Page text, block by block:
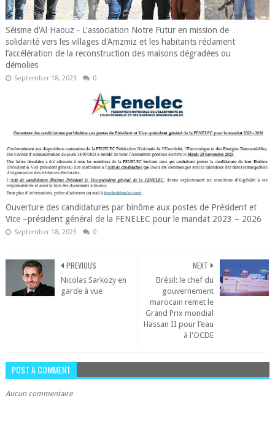
Séisme d'Al Haouz - L'association Notre Futur en mission de
solidarité vers les villages d'Amzmiz et les habitants réclament
l’accélération de la reconstruction des maisons dégradées ou
démolies
September 18, 2023 0
Ouverture des candidatures par binôme aux postes de Président et
Vice –président général de la FENELEC pour le mandat 2023 – 2026
September 18, 2023 0
NEXT
Brésil: le chef du
gouvernement
marocain remet le
Grand Prix mondial
Hassan II pour l’eau
à l'OCDE
PREVIOUS
Nicolas Sarkozy en
garde à vue
POST A COMMENT
Aucun commentaire